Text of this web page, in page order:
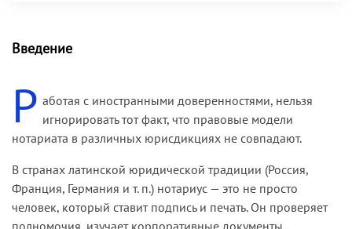
Введение
Р аботая с иностранными доверенностями, нельзя
игнорировать тот факт, что правовые модели
нотариата в различных юрисдикциях не совпадают.
В странах латинской юридической традиции (Россия,
Франция, Германия и т. п.) нотариус — это не просто
человек, который ставит подпись и печать. Он проверяет
полномочия, изучает корпоративные документы,